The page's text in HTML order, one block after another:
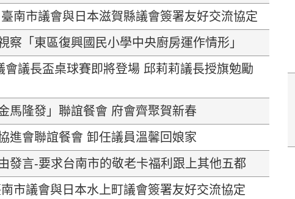
南市議會與日本滋賀縣議會簽署友好交流協定
察「東區復興國民小學中央廚房運作情形」
會議長盃桌球賽即將登場 邱莉莉議長授旗勉勵
馬隆發」聯誼餐會 府會齊聚賀新春
進會聯誼餐會 卸任議員溫馨回娘家
發言-要求台南市的敬老卡福利跟上其他五都
市議會與日本水上町議會簽署友好交流協定